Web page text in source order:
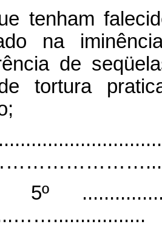
tenham
na
de
tortura
5º